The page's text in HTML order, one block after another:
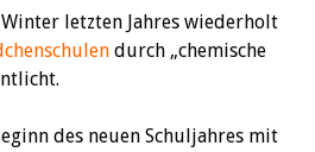
letzten Jahres wiederholt
durch „chemische
des neuen Schuljahres mit